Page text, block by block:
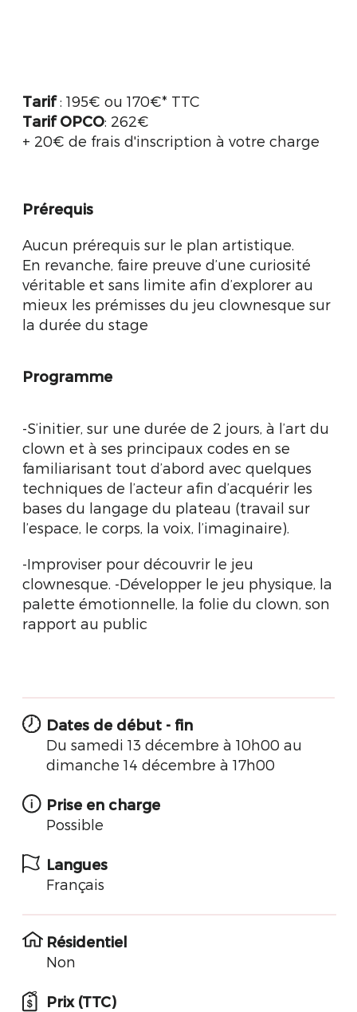
Tarif: 195€ ou 170€* TTC
Tarif OPCO: 262€
+ 20€ de frais d'inscription à votre charge
Prérequis
Aucun prérequis sur le plan artistique.
En revanche, faire preuve d’une curiosité
véritable et sans limite afin d’explorer au
mieux les prémisses du jeu clownesque sur
la durée du stage
Programme
-S’initier, sur une durée de 2 jours, à l’art du
clown et à ses principaux codes en se
familiarisant tout d’abord avec quelques
techniques de l’acteur afin d’acquérir les
bases du langage du plateau (travail sur
l’espace, le corps, la voix, l’imaginaire).
-Improviser pour découvrir le jeu
clownesque. -Développer le jeu physique, la
palette émotionnelle, la folie du clown, son
rapport au public
Dates de début - fin
Du samedi 13 décembre à 10h00 au
dimanche 14 décembre à 17h00
Prise en charge
Possible
Langues
Français
Résidentiel
Non
Prix (TTC)